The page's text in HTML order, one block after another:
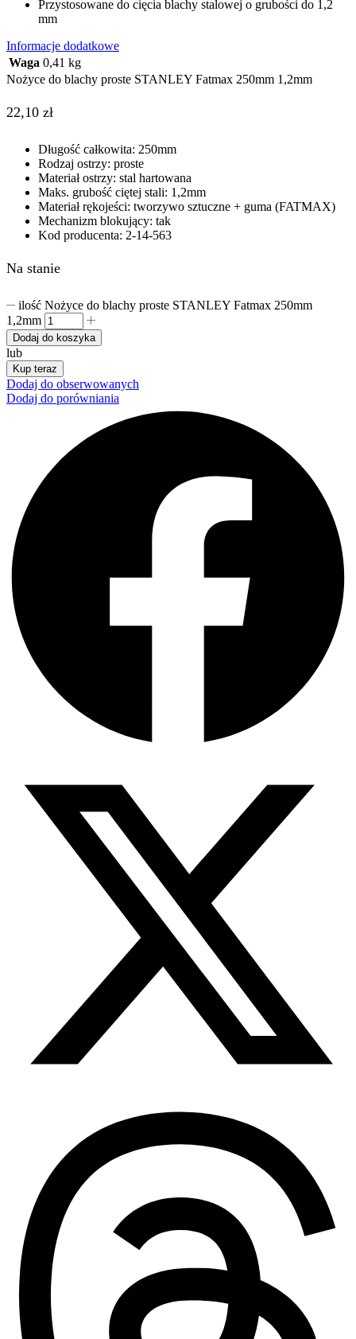
Przystosowane do cięcia blachy stalowej o grubości do 1,2
mm
Informacje dodatkowe
Waga 0,41 kg
Nożyce do blachy proste STANLEY Fatmax 250mm 1,2mm
22,10 zł
Długość całkowita: 250mm
Rodzaj ostrzy: proste
Materiał ostrzy: stal hartowana
Maks. grubość ciętej stali: 1,2mm
Materiał rękojeści: tworzywo sztuczne + guma (FATMAX)
Mechanizm blokujący: tak
Kod producenta: 2-14-563
Na stanie
ilość Nożyce do blachy proste STANLEY Fatmax 250mm
1,2mm
Dodaj do koszyka
lub
Kup teraz
Dodaj do obserwowanych
Dodaj do porówniania